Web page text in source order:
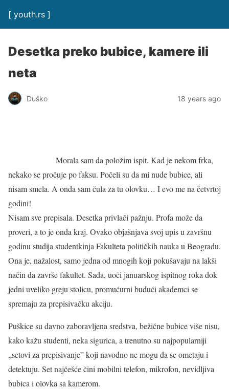
[ youth.rs ]
Desetka preko bubice, kamere ili
neta
Duško 18 years ago
Morala sam da položim ispit. Kad je nekom frka,
nekako se pročuje po faksu. Počeli su da mi nude bubice, ali
nisam smela. A onda sam čula za tu olovku… I evo me na četvrtoj
godini!
Nisam sve prepisala. Desetka privlači pažnju. Profa može da
proveri, a to je onda kraj. Ovako objašnjava svoj upis u završnu
godinu studija studentkinja Fakulteta političkih nauka u Beogradu.
Ona je, nažalost, samo jedna od mnogih koji pokušavaju na lakši
način da završe fakultet. Sada, uoči januarskog ispitnog roka dok
jedni uveliko greju stolicu, promućurni budući akademci se
spremaju za prepisivačku akciju.
Puškice su davno zaboravljena sredstva, bežične bubice više nisu,
kako kažu studenti, neka sigurica, a trenutno su najpopularniji
„setovi za prepisivanje” koji navodno ne mogu da se ometaju i
detektuju. Set najčešće čini mobilni telefon, mikrofon, nevidljiva
bubica i olovka sa kamerom.